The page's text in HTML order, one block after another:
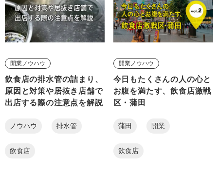
開業ノウハウ
飲食店の排水管の詰まり、
原因と対策や居抜き店舗で
出店する際の注意点を解説
ノウハウ 排水管
飲食店
開業ノウハウ
今日もたくさんの人の心と
お腹を満たす、飲食店激戦
区・蒲田
蒲田 開業
飲食店